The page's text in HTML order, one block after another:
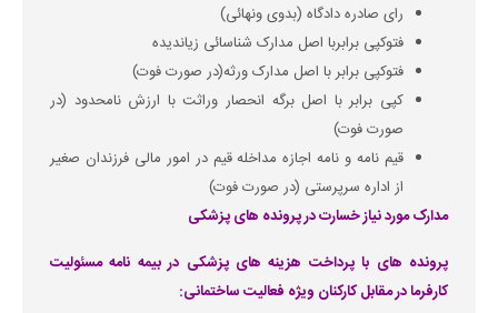
رای صادره دادگاه (بدوی ونهائی)
فتوکپی برابربا اصل مدارک شناسائی زیاندیده
فتوکپی برابر با اصل مدارک ورثه(در صورت فوت)
کپی برابر با اصل برگه انحصار وراثت با ارزش نامحدود (در
صورت فوت)
قیم نامه و نامه اجازه مداخله قیم در امور مالی فرزندان صغیر
از اداره سرپرستی (در صورت فوت)
مدارک مورد نیاز خسارت در پرونده های پزشکی
پرونده های با پرداخت هزینه های پزشکی در بیمه نامه مسئولیت
کارفرما در مقابل کارکنان ویژه فعالیت ساختمانی: